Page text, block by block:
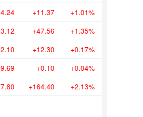
+11.37 +1.01%
+47.56 +1.35%
+12.30 +0.17%
+0.10 +0.04%
+164.40 +2.13%